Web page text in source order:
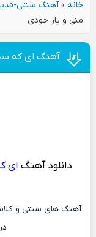
خانه»آهنگ سنتی-
منی و یار خودی
آهنگ ای که
دانلود آهنگ ای
آهنگ های سنتی و